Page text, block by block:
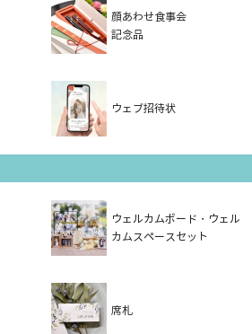
顔あわせ食事会
記念品
ウェブ招待状
ウェルカムボード・ウェル
カムスペースセット
席札